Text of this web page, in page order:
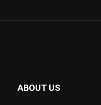
ABOUT US